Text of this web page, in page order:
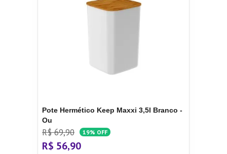
Pote Hermético Keep Maxxi 3,5l Branco -
Ou
R$ 69,90 19% OFF
R$ 56,90